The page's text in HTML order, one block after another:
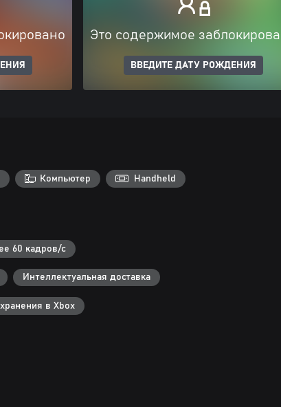
Это содержимое
ВВЕДИТЕ ДАТУ РОЖДЕНИЯ
Компьютер Handheld
60 кадров/с
Интеллектуальная доставка
в Xbox